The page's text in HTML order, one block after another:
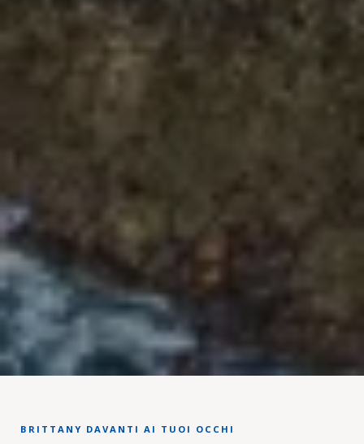
BRITTANY DAVANTI AI TUOI OCCHI